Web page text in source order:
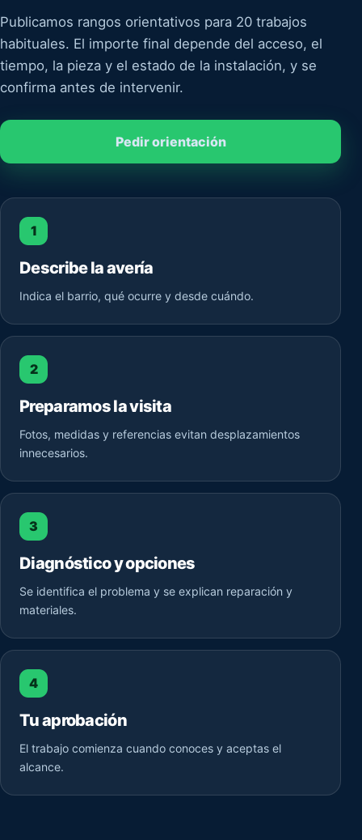
Publicamos rangos orientativos para 20 trabajos
habituales. El importe final depende del acceso, el
tiempo, la pieza y el estado de la instalación, y se
confirma antes de intervenir.
Pedir orientación
1
Describe la avería
Indica el barrio, qué ocurre y desde cuándo.
2
Preparamos la visita
Fotos, medidas y referencias evitan desplazamientos
innecesarios.
3
Diagnóstico y opciones
Se identifica el problema y se explican reparación y
materiales.
4
Tu aprobación
El trabajo comienza cuando conoces y aceptas el
alcance.